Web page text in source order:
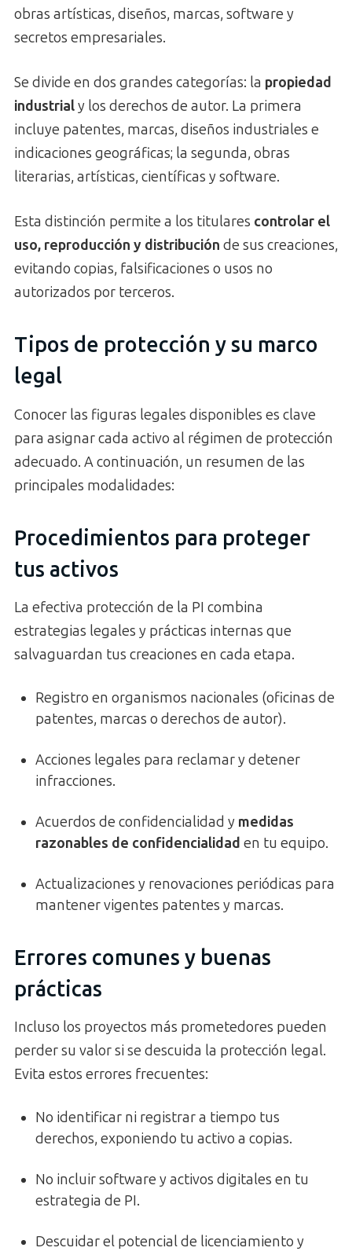
obras artísticas, diseños, marcas, software y
secretos empresariales.
Se divide en dos grandes categorías: la propiedad
industrialy los derechos de autor. La primera
incluye patentes, marcas, diseños industriales e
indicaciones geográficas; la segunda, obras
literarias, artísticas, científicas y software.
Esta distinción permite a los titulares controlar el
uso, reproducción y distribución de sus creaciones,
evitando copias, falsificaciones o usos no
autorizados por terceros.
Tipos de protección y su marco
legal
Conocer las figuras legales disponibles es clave
para asignar cada activo al régimen de protección
adecuado. A continuación, un resumen de las
principales modalidades:
Procedimientos para proteger
tus activos
La efectiva protección de la PI combina
estrategias legales y prácticas internas que
salvaguardan tus creaciones en cada etapa.
Registro en organismos nacionales (oficinas de
patentes, marcas o derechos de autor).
Acciones legales para reclamar y detener
infracciones.
Acuerdos de confidencialidad y medidas
razonables de confidencialidad en tu equipo.
Actualizaciones y renovaciones periódicas para
mantener vigentes patentes y marcas.
Errores comunes y buenas
prácticas
Incluso los proyectos más prometedores pueden
perder su valor si se descuida la protección legal.
Evita estos errores frecuentes:
No identificar ni registrar a tiempo tus
derechos, exponiendo tu activo a copias.
No incluir software y activos digitales en tu
estrategia de PI.
Descuidar el potencial de licenciamiento y